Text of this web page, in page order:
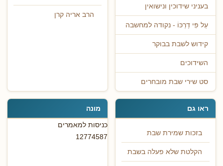
בעניני שידוכין ונישואין
עַל פִּי דַרְכּוֹ - נקודה למחשבה
קידוש לשבת בבוקר
השידוכים
סט שירי שבת מובחרים
הרב אריה קרן
ראו גם
בזכות שמירת שבת
הקלטת שלא פעלה בשבת
מונה
כניסות למאמרים
12774587